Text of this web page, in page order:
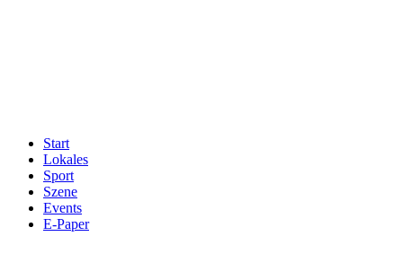
Start
Lokales
Sport
Szene
Events
E-Paper